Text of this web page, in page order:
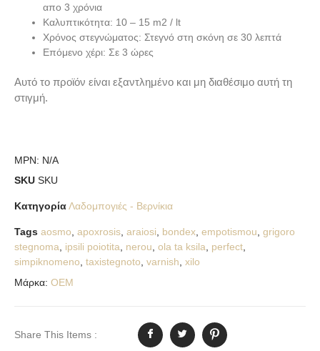
απο 3 χρόνια
Καλυπτικότητα: 10 – 15 m2 / lt
Χρόνος στεγνώματος: Στεγνό στη σκόνη σε 30 λεπτά
Επόμενο χέρι: Σε 3 ώρες
Αυτό το προϊόν είναι εξαντλημένο και μη διαθέσιμο αυτή τη
στιγμή.
MPN: N/A
SKU SKU
ΚατηγορίαΛαδομπογιές - Βερνίκια
Tags aosmo, apoxrosis, araiosi, bondex, empotismou, grigoro
stegnoma, ipsili poiotita, nerou, ola ta ksila, perfect,
simpiknomeno, taxistegnoto, varnish, xilo
Μάρκα: OEM
Share This Items :